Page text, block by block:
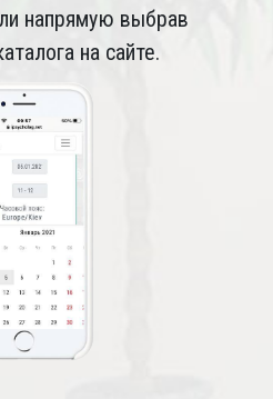
напрямую выбрав
на сайте.